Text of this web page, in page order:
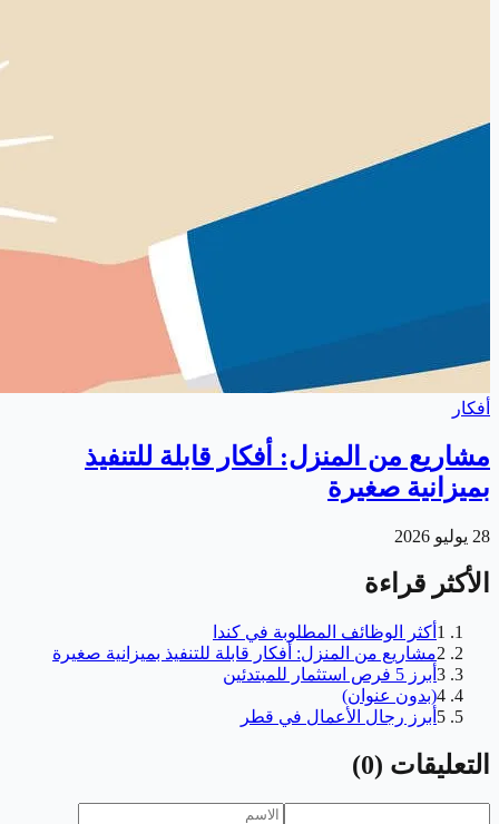
أفكار
مشاريع من المنزل: أفكار قابلة للتنفيذ
بميزانية صغيرة
28 يوليو 2026
الأكثر قراءة
1 أكثر الوظائف المطلوبة في كندا
2مشاريع من المنزل: أفكار قابلة للتنفيذ بميزانية صغيرة
3 أبرز 5 فرص استثمار للمبتدئين
4(بدون عنوان)
5 أبرز رجال الأعمال في قطر
التعليقات (
0
)